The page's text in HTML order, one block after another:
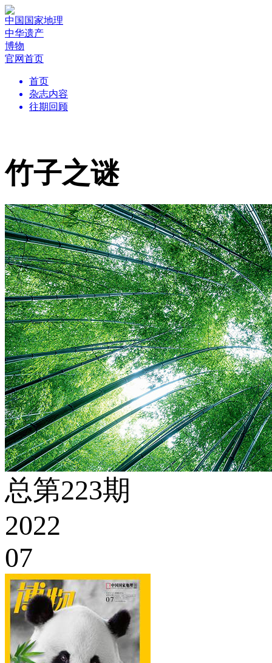
中国国家地理
中华遗产
博物
官网首页
首页
杂志内容
往期回顾
竹子之谜
总第223期
2022
07